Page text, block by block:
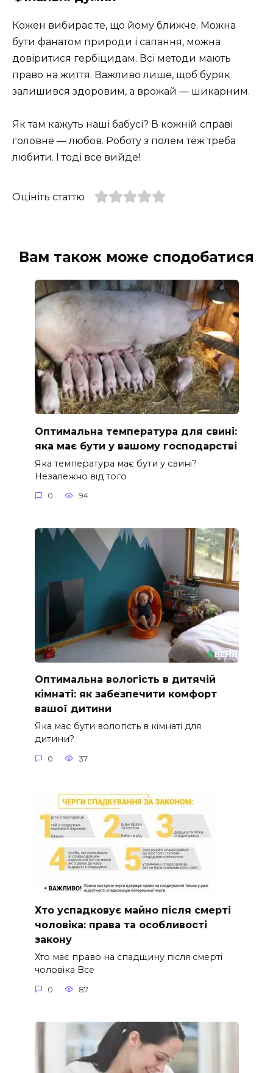
Кожен вибирає те, що йому ближче. Можна
бути фанатом природи і сапання, можна
довіритися гербіцидам. Всі методи мають
право на життя. Важливо лише, щоб буряк
залишився здоровим, а врожай — шикарним.
Як там кажуть наші бабусі? В кожній справі
головне — любов. Роботу з полем теж треба
любити. І тоді все вийде!
Оцініть статтю
Вам також може сподобатися
Оптимальна температура для свині:
яка має бути у вашому господарстві
Яка температура має бути у свині?
Незалежно від того
0 94
Оптимальна вологість в дитячій
кімнаті: як забезпечити комфорт
вашої дитини
Яка має бути вологість в кімнаті для
дитини?
0 37
Хто успадковує майно після смерті
чоловіка: права та особливості
закону
Хто має право на спадщину після смерті
чоловіка Все
0 87